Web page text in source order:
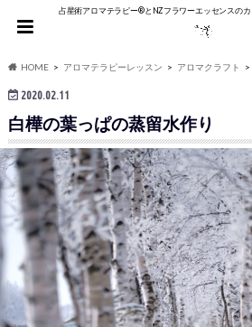
占星術アロマテラピー®︎とNZフラワーエッセンスの
HOME アロマテラピーレッスン アロマクラフト
2020.02.11
白樺の葉っぱの蒸留水作り